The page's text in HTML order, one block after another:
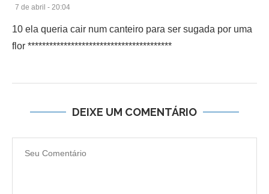
7 de abril - 20:04
10 ela queria cair num canteiro para ser sugada por uma
flor ****************************************
DEIXE UM COMENTÁRIO